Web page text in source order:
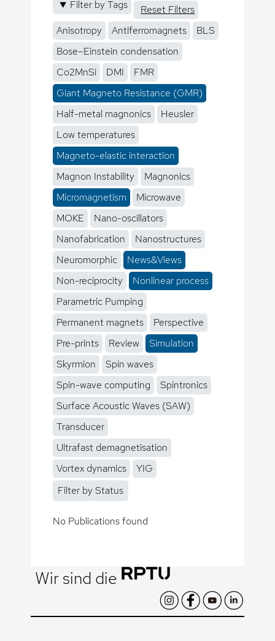
Filter by Tags
Reset Filters
Anisotropy
Antiferromagnets
BLS
Bose–Einstein condensation
Co2MnSi
DMI
FMR
Giant Magneto Resistance (GMR)
Half-metal magnonics
Heusler
Low temperatures
Magneto-elastic interaction
Magnon Instability
Magnonics
Micromagnetism
Microwave
MOKE
Nano-oscillators
Nanofabrication
Nanostructures
Neuromorphic
News&Views
Non-reciprocity
Nonlinear process
Parametric Pumping
Permanent magnets
Perspective
Pre-prints
Review
Simulation
Skyrmion
Spin waves
Spin-wave computing
Spintronics
Surface Acoustic Waves (SAW)
Transducer
Ultrafast demagnetisation
Vortex dynamics
YIG
Filter by Status
No Publications found
Wir sind die